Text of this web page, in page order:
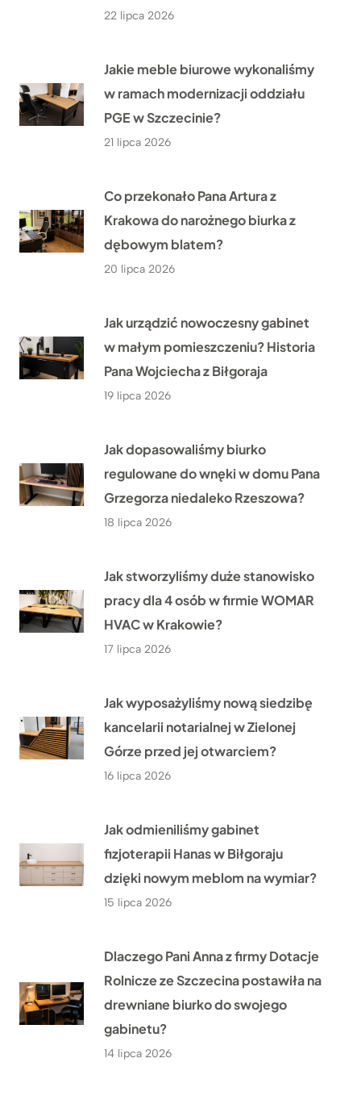
22 lipca 2026
Jakie meble biurowe wykonaliśmy
w ramach modernizacji oddziału
PGE w Szczecinie?
21 lipca 2026
Co przekonało Pana Artura z
Krakowa do narożnego biurka z
dębowym blatem?
20 lipca 2026
Jak urządzić nowoczesny gabinet
w małym pomieszczeniu? Historia
Pana Wojciecha z Biłgoraja
19 lipca 2026
Jak dopasowaliśmy biurko
regulowane do wnęki w domu Pana
Grzegorza niedaleko Rzeszowa?
18 lipca 2026
Jak stworzyliśmy duże stanowisko
pracy dla 4 osób w firmie WOMAR
HVAC w Krakowie?
17 lipca 2026
Jak wyposażyliśmy nową siedzibę
kancelarii notarialnej w Zielonej
Górze przed jej otwarciem?
16 lipca 2026
Jak odmieniliśmy gabinet
fizjoterapii Hanas w Biłgoraju
dzięki nowym meblom na wymiar?
15 lipca 2026
Dlaczego Pani Anna z firmy Dotacje
Rolnicze ze Szczecina postawiła na
drewniane biurko do swojego
gabinetu?
14 lipca 2026